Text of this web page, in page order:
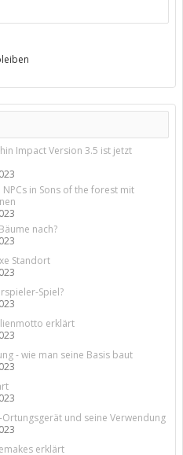
Impact Version 3.5 ist jetzt
in Sons of the forest mit
nach?
Standort
Spiel?
erklärt
- wie man seine Basis baut
Ortungsgerät und seine Verwendung
erklärt